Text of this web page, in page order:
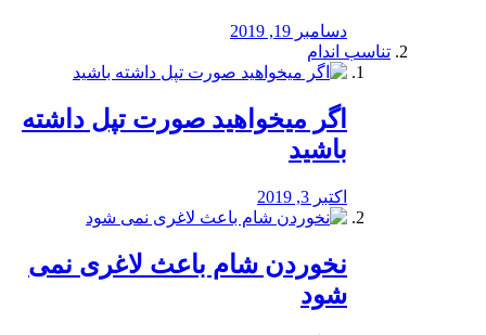
دسامبر 19, 2019
تناسب اندام
اگر میخواهید صورت تپل داشته
باشید
اکتبر 3, 2019
نخوردن شام باعث لاغری نمی
‌شود